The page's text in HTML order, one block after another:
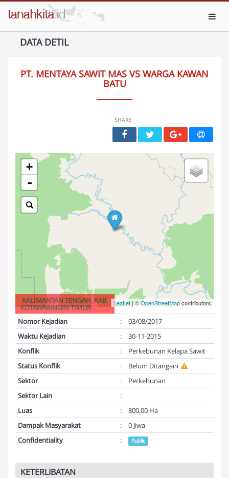
DATA DETIL
PT. MENTAYA SAWIT MAS VS WARGA KAWAN
BATU
SHARE
+
-
Leaflet | ©OpenStreetMapcontributors
KALIMANTAN TENGAH, KAB.
KOTAWARINGIN TIMUR
Nomor Kejadian
:
03/08/2017
Waktu Kejadian
:
30-11-2015
Konflik
:
Perkebunan Kelapa Sawit
Status Konflik
:
Belum Ditangani
Sektor
:
Perkebunan
Sektor Lain
:
Luas
:
800,00 Ha
Dampak Masyarakat
:
0 Jiwa
Confidentiality
: Public
KETERLIBATAN